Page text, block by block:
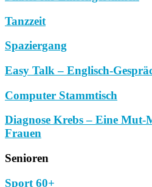
Tanzzeit
Spaziergang
Easy Talk – Englisch-
Computer Stammtisch
Diagnose Krebs – Eine
Frauen
Senioren
Sport 60+